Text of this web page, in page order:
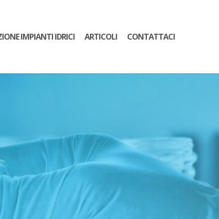
IMPIANTI IDRICI ARTICOLI CONTATTACI